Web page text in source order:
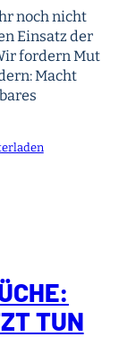
noch nicht
Einsatz der
fordern Mut
Macht
TUN